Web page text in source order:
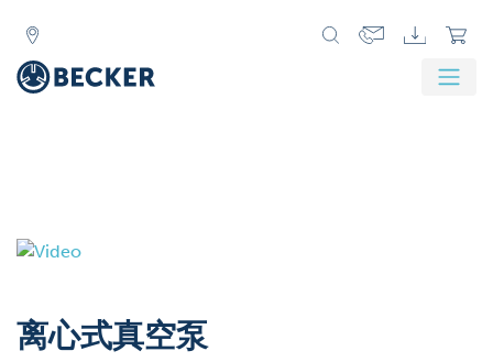
离心式真空泵